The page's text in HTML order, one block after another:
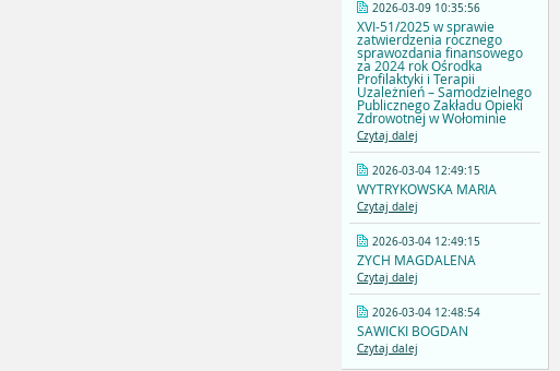
2026-03-09 10:35:56
XVI-51/2025 w sprawie
zatwierdzenia rocznego
sprawozdania finansowego
za 2024 rok Ośrodka
Profilaktyki i Terapii
Uzależnień – Samodzielnego
Publicznego Zakładu Opieki
Zdrowotnej w Wołominie
Czytaj dalej
2026-03-04 12:49:15
WYTRYKOWSKA MARIA
Czytaj dalej
2026-03-04 12:49:15
ZYCH MAGDALENA
Czytaj dalej
2026-03-04 12:48:54
SAWICKI BOGDAN
Czytaj dalej